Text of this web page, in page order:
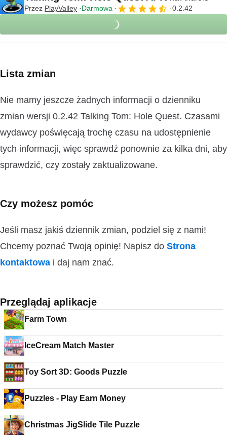
Przez PlayValley Darmowa 0.2.42
Lista zmian
Nie mamy jeszcze żadnych informacji o dzienniku
zmian wersji 0.2.42 Talking Tom: Hole Quest. Czasami
wydawcy poświęcają trochę czasu na udostępnienie
tych informacji, więc sprawdź ponownie za kilka dni, aby
sprawdzić, czy zostały zaktualizowane.
Czy możesz pomóc
Jeśli masz jakiś dziennik zmian, podziel się z nami!
Chcemy poznać Twoją opinię! Napisz do Strona
kontaktowa i daj nam znać.
Przeglądaj aplikacje
Farm Town
IceCream Match Master
Toy Sort 3D: Goods Puzzle
Puzzles - Play Earn Money
Christmas JigSlide Tile Puzzle